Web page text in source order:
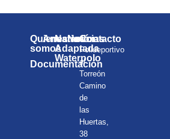
Quienes
somos
Documentación
Anuarios
Natación
Adaptada
Waterpolo
Noticias
Contacto
Polideportivo
el
Torreón
Camino
de
las
Huertas,
38